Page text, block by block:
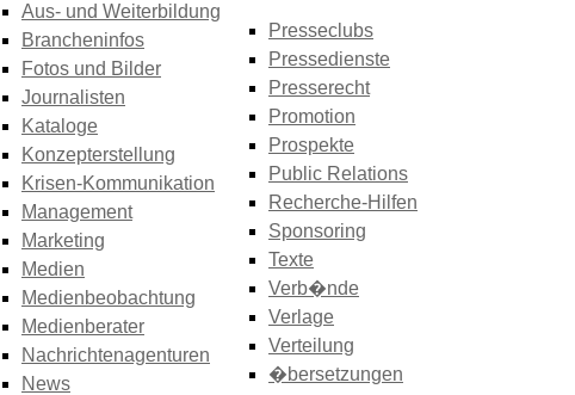
Aus- und Weiterbildung
Brancheninfos
Fotos und Bilder
Journalisten
Kataloge
Konzepterstellung
Krisen-Kommunikation
Management
Marketing
Medien
Medienbeobachtung
Medienberater
Nachrichtenagenturen
News
Presseclubs
Pressedienste
Presserecht
Promotion
Prospekte
Public Relations
Recherche-Hilfen
Sponsoring
Texte
Verb�nde
Verlage
Verteilung
�bersetzungen